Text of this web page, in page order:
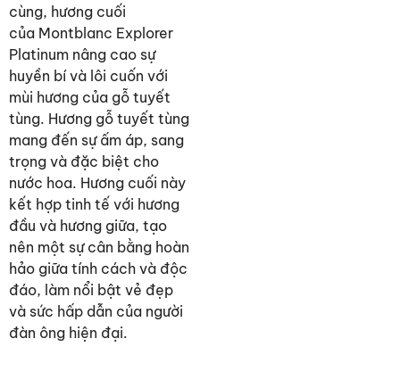
cùng, hương cuối
của Montblanc Explorer
Platinum nâng cao sự
huyền bí và lôi cuốn với
mùi hương của gỗ tuyết
tùng. Hương gỗ tuyết tùng
mang đến sự ấm áp, sang
trọng và đặc biệt cho
nước hoa. Hương cuối này
kết hợp tinh tế với hương
đầu và hương giữa, tạo
nên một sự cân bằng hoàn
hảo giữa tính cách và độc
đáo, làm nổi bật vẻ đẹp
và sức hấp dẫn của người
đàn ông hiện đại.